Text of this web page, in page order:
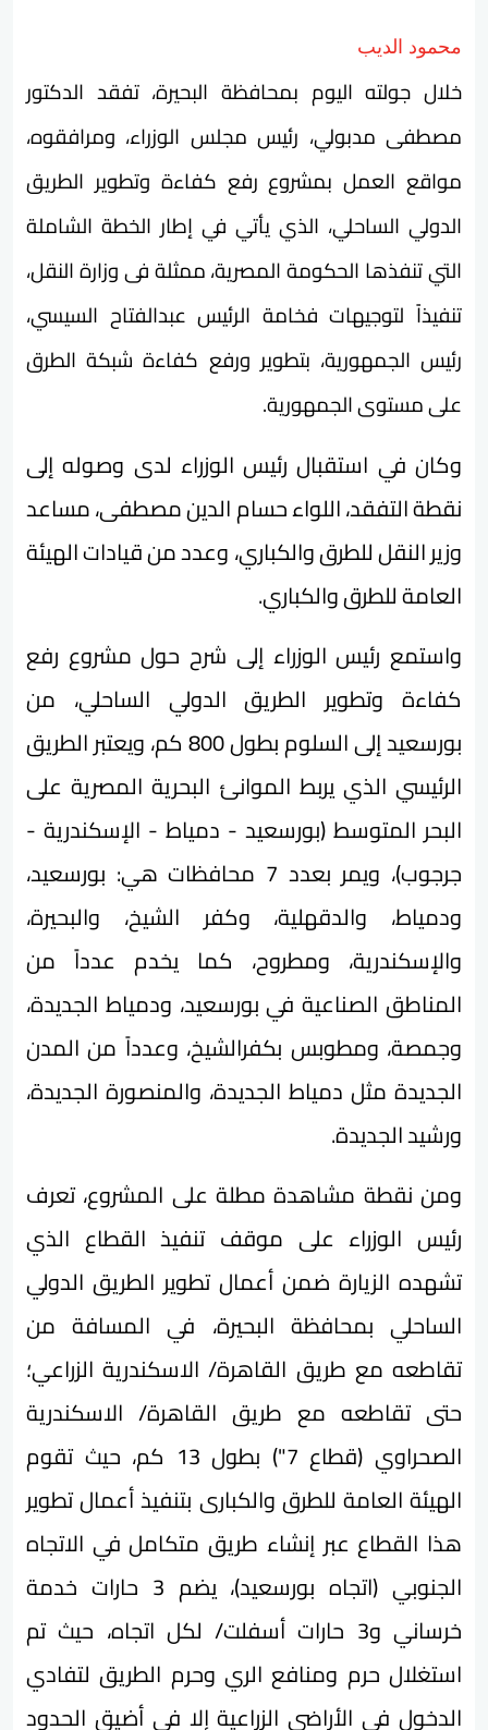
محمود الديب
خلال جولته اليوم بمحافظة البحيرة، تفقد الدكتور
مصطفى مدبولي، رئيس مجلس الوزراء، ومرافقوه،
مواقع العمل بمشروع رفع كفاءة وتطوير الطريق
الدولي الساحلي، الذي يأتي في إطار الخطة الشاملة
التي تنفذها الحكومة المصرية، ممثلة فى وزارة النقل،
تنفيذاً لتوجيهات فخامة الرئيس عبدالفتاح السيسي،
رئيس الجمهورية، بتطوير ورفع كفاءة شبكة الطرق
على مستوى الجمهورية.
وكان في استقبال رئيس الوزراء لدى وصوله إلى
نقطة التفقد، اللواء حسام الدين مصطفى، مساعد
وزير النقل للطرق والكباري، وعدد من قيادات الهيئة
العامة للطرق والكباري.
واستمع رئيس الوزراء إلى شرح حول مشروع رفع
كفاءة وتطوير الطريق الدولي الساحلي، من
بورسعيد إلى السلوم بطول 800 كم، ويعتبر الطريق
الرئيسي الذي يربط الموانئ البحرية المصرية على
البحر المتوسط (بورسعيد - دمياط - الإسكندرية -
جرجوب)، ويمر بعدد 7 محافظات هي: بورسعيد،
ودمياط، والدقهلية، وكفر الشيخ، والبحيرة،
والإسكندرية، ومطروح، كما يخدم عدداً من
المناطق الصناعية في بورسعيد، ودمياط الجديدة،
وجمصة، ومطوبس بكفرالشيخ، وعدداً من المدن
الجديدة مثل دمياط الجديدة، والمنصورة الجديدة،
ورشيد الجديدة.
ومن نقطة مشاهدة مطلة على المشروع، تعرف
رئيس الوزراء على موقف تنفيذ القطاع الذي
تشهده الزيارة ضمن أعمال تطوير الطريق الدولي
الساحلي بمحافظة البحيرة، في المسافة من
تقاطعه مع طريق القاهرة/ الاسكندرية الزراعي؛
حتى تقاطعه مع طريق القاهرة/ الاسكندرية
الصحراوي (قطاع 7") بطول 13 كم، حيث تقوم
الهيئة العامة للطرق والكبارى بتنفيذ أعمال تطوير
هذا القطاع عبر إنشاء طريق متكامل في الاتجاه
الجنوبي (اتجاه بورسعيد)، يضم 3 حارات خدمة
خرساني و3 حارات أسفلت/ لكل اتجاه، حيث تم
استغلال حرم ومنافع الري وحرم الطريق لتفادي
الدخول في الأراضي الزراعية إلا في أضيق الحدود